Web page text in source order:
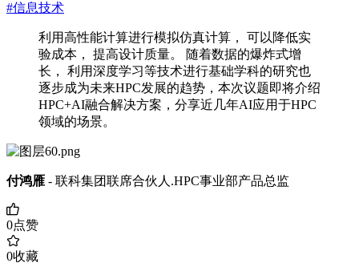
#信息技术
利用高性能计算进行模拟仿真计算， 可以降低实
验成本， 提高设计质量。 随着数据的爆炸式增
长， 利用深度学习等技术进行基础学科的研究也
逐步成为未来HPC发展的趋势，本次议题即将介绍
HPC+AI融合解决方案，分享近几年AI应用于HPC
领域的场景。
付鸿雁 - 联科集团联席合伙人.HPC事业部产品总监
0点赞
0收藏